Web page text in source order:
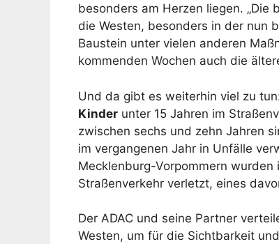
besonders am Herzen liegen. „Die
die Westen, besonders in der nun
Baustein unter vielen anderen
kommenden Wochen auch die
Und da gibt es weiterhin viel zu
Kinder unter 15 Jahren im
zwischen sechs und zehn Jahren
im vergangenen Jahr in Unfälle
Mecklenburg-Vorpommern wurden
Straßenverkehr verletzt, eines
Der ADAC und seine Partner
Westen, um für die Sichtbarkeit